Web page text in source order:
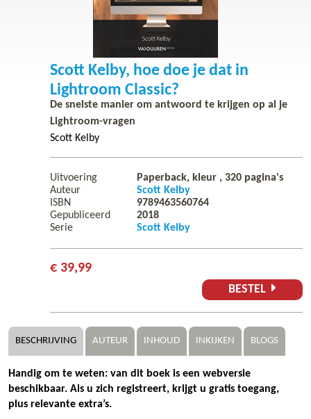
Scott Kelby, hoe doe je dat in
Lightroom Classic?
De snelste manier om antwoord te krijgen op al je
Lightroom-vragen
Scott Kelby
Uitvoering Paperback, kleur , 320 pagina's
Auteur
Scott Kelby
ISBN
9789463560764
Gepubliceerd
2018
Serie
Scott Kelby
€ 39,99
BESTEL
BESCHRIJVING AUTEUR INHOUD INKIJKEN BLOGS
Handig om te weten: van dit boek is een webversie
beschikbaar. Als u zich registreert, krijgt u gratis toegang,
plus relevante extra’s.